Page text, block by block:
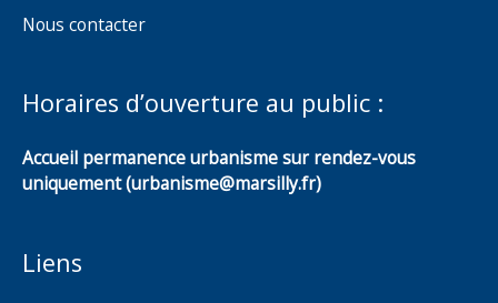
Nous contacter
Horaires d’ouverture au public :
Accueil permanence urbanisme sur rendez-vous
uniquement (urbanisme@marsilly.fr)
Liens